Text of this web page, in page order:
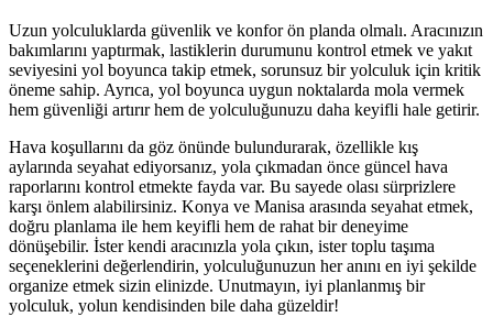
Uzun yolculuklarda güvenlik ve konfor ön planda olmalı. Aracınızın
bakımlarını yaptırmak, lastiklerin durumunu kontrol etmek ve yakıt
seviyesini yol boyunca takip etmek, sorunsuz bir yolculuk için kritik
öneme sahip. Ayrıca, yol boyunca uygun noktalarda mola vermek
hem güvenliği artırır hem de yolculuğunuzu daha keyifli hale getirir.
Hava koşullarını da göz önünde bulundurarak, özellikle kış
aylarında seyahat ediyorsanız, yola çıkmadan önce güncel hava
raporlarını kontrol etmekte fayda var. Bu sayede olası sürprizlere
karşı önlem alabilirsiniz. Konya ve Manisa arasında seyahat etmek,
doğru planlama ile hem keyifli hem de rahat bir deneyime
dönüşebilir. İster kendi aracınızla yola çıkın, ister toplu taşıma
seçeneklerini değerlendirin, yolculuğunuzun her anını en iyi şekilde
organize etmek sizin elinizde. Unutmayın, iyi planlanmış bir
yolculuk, yolun kendisinden bile daha güzeldir!